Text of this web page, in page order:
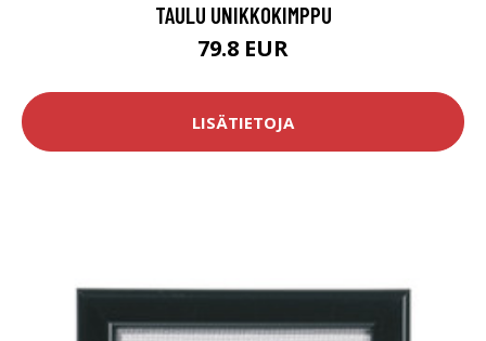
TAULU UNIKKOKIMPPU
79.8 EUR
LISÄTIETOJA